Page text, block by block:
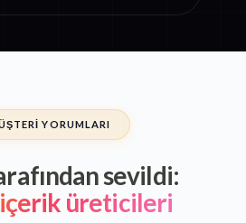
YORUMLARI
sevildi:
üreticileri